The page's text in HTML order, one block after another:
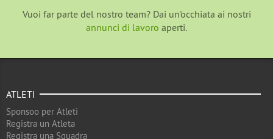
Vuoi far parte del nostro team? Dai un'occhiata ai nostri
annunci di lavoro aperti.
ATLETI
Sponsoo per Atleti
Registra un Atleta
Registra una Squadra